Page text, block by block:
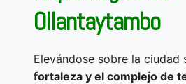
Ollantaytambo
Elevándose sobre la ciudad
fortaleza y el complejo de